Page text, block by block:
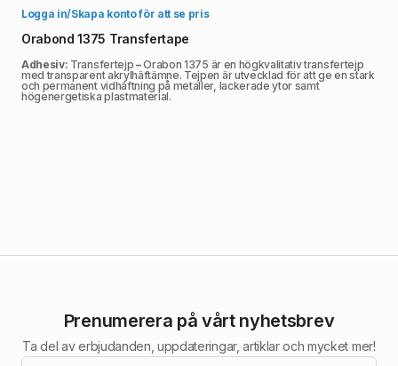
Logga in/Skapa konto för att se pris
Orabond 1375 Transfertape
Adhesiv: Transfertejp –Orabon 1375 är en högkvalitativ transfertejp
med transparent akrylhäftämne. Tejpen är utvecklad för att ge en stark
och permanent vidhäftning på metaller, lackerade ytor samt
högenergetiska plastmaterial.
Prenumerera på vårt nyhetsbrev
Ta del av erbjudanden, uppdateringar, artiklar och mycket mer!